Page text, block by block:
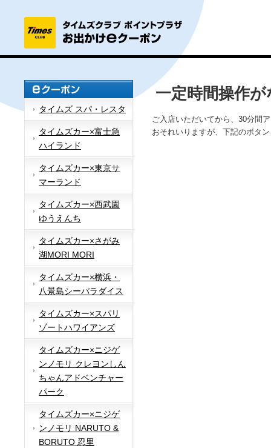
タイムズ スパ・レスタ
タイムズカー×富士急
ハイランド
タイムズカー×東京サ
マーランド
タイムズカー×西武園
ゆうえんち
タイムズカー×さがみ
湖MORI MORI
タイムズカー×横浜・
八景島シーパラダイス
タイムズカー×スパリ
ゾートハワイアンズ
タイムズカー×ニジゲ
ンノモリ クレヨンしん
ちゃんアドベンチャー
パーク
タイムズカー×ニジゲ
ンノモリ NARUTO &
BORUTO 忍里
一定時間操作
ご入店いただいてから、30分間
おそれいりますが、下記のボタ